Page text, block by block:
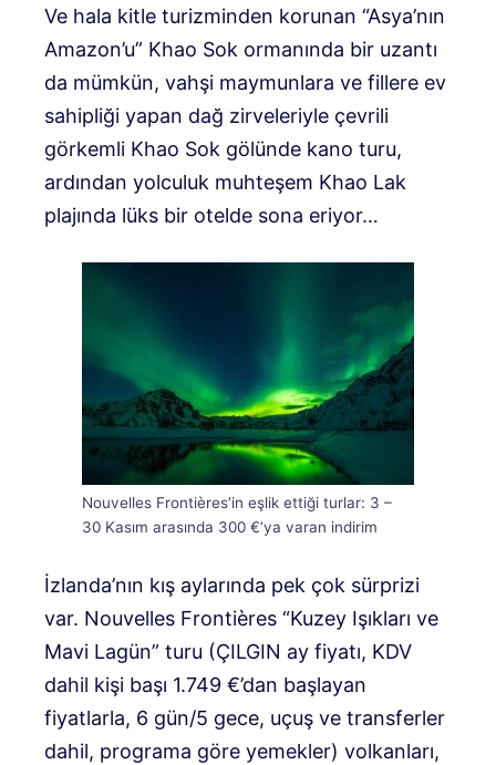
Ve hala kitle turizminden korunan “Asya’nın
Amazon’u” Khao Sok ormanında bir uzantı
da mümkün, vahşi maymunlara ve fillere ev
sahipliği yapan dağ zirveleriyle çevrili
görkemli Khao Sok gölünde kano turu,
ardından yolculuk muhteşem Khao Lak
plajında ​​lüks bir otelde sona eriyor…
Nouvelles Frontières’in eşlik ettiği turlar: 3 –
30 Kasım arasında 300 €’ya varan indirim
İzlanda’nın kış aylarında pek çok sürprizi
var. Nouvelles Frontières “Kuzey Işıkları ve
Mavi Lagün” turu (ÇILGIN ay fiyatı, KDV
dahil kişi başı 1.749 €’dan başlayan
fiyatlarla, 6 gün/5 gece, uçuş ve transferler
dahil, programa göre yemekler) volkanları,